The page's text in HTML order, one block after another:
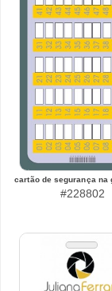
cartão de segurança na
#228802